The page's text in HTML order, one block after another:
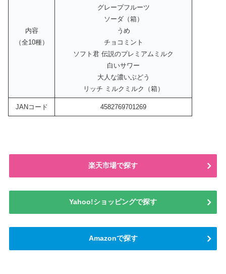
内容
（全10種）
グレープフルーツ
ソーダ（箱）
うめ
チョコミント
ソフト君 伝説のプレミアムミルク
白いサワー
大人な濃いぶどう
リッチ ミルクミルク（箱）
JANコード 4582769701269
楽天市場で探す
Yahoo!ショッピングで探す
Amazonで探す